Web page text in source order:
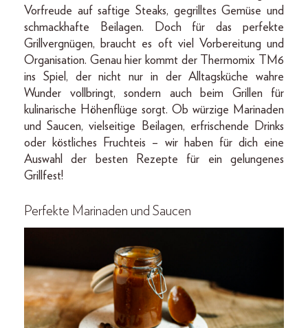
Vorfreude auf saftige Steaks, gegrilltes Gemüse und
schmackhafte Beilagen. Doch für das perfekte
Grillvergnügen, braucht es oft viel Vorbereitung und
Organisation. Genau hier kommt der Thermomix TM6
ins Spiel, der nicht nur in der Alltagsküche wahre
Wunder vollbringt, sondern auch beim Grillen für
kulinarische Höhenflüge sorgt. Ob würzige Marinaden
und Saucen, vielseitige Beilagen, erfrischende Drinks
oder köstliches Fruchteis – wir haben für dich eine
Auswahl der besten Rezepte für ein gelungenes
Grillfest!
Perfekte Marinaden und Saucen